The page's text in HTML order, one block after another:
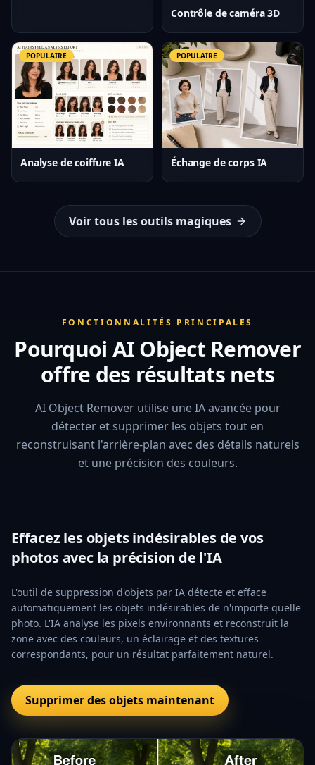
Contrôle de caméra 3D
POPULAIRE
Analyse de coiffure IA
POPULAIRE
Échange de corps IA
Voir tous les outils magiques
FONCTIONNALITÉS PRINCIPALES
Pourquoi AI Object Remover
offre des résultats nets
AI Object Remover utilise une IA avancée pour
détecter et supprimer les objets tout en
reconstruisant l'arrière-plan avec des détails naturels
et une précision des couleurs.
Effacez les objets indésirables de vos
photos avec la précision de l'IA
L'outil de suppression d'objets par IA détecte et efface
automatiquement les objets indésirables de n'importe quelle
photo. L'IA analyse les pixels environnants et reconstruit la
zone avec des couleurs, un éclairage et des textures
correspondants, pour un résultat parfaitement naturel.
Supprimer des objets maintenant